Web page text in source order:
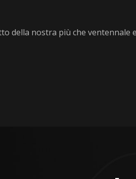
della nostra più che ventennale